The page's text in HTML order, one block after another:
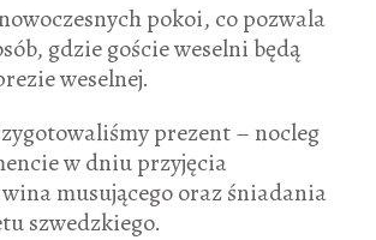
pokoi, co pozwala
gdzie goście weselni będą
weselnej.
prezent – nocleg
w dniu przyjęcia
musującego oraz śniadania
szwedzkiego.